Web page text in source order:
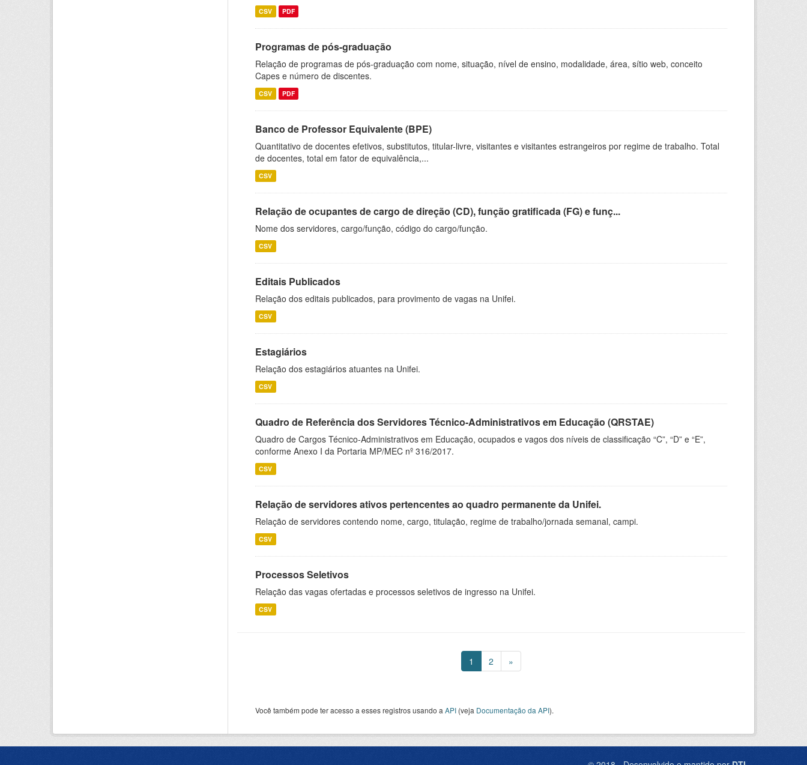
CSV PDF
Programas de pós-graduação
Relação de programas de pós-graduação com nome, situação, nível de ensino, modalidade, área, sítio web, conceito
Capes e número de discentes.
CSV PDF
Banco de Professor Equivalente (BPE)
Quantitativo de docentes efetivos, substitutos, titular-livre, visitantes e visitantes estrangeiros por regime de trabalho. Total
de docentes, total em fator de equivalência,...
CSV
Relação de ocupantes de cargo de direção (CD), função gratificada (FG) e funç...
Nome dos servidores, cargo/função, código do cargo/função.
CSV
Editais Publicados
Relação dos editais publicados, para provimento de vagas na Unifei.
CSV
Estagiários
Relação dos estagiários atuantes na Unifei.
CSV
Quadro de Referência dos Servidores Técnico-Administrativos em Educação (QRSTAE)
Quadro de Cargos Técnico-Administrativos em Educação, ocupados e vagos dos níveis de classificação “C”, “D” e “E”,
conforme Anexo I da Portaria MP/MEC nº 316/2017.
CSV
Relação de servidores ativos pertencentes ao quadro permanente da Unifei.
Relação de servidores contendo nome, cargo, titulação, regime de trabalho/jornada semanal, campi.
CSV
Processos Seletivos
Relação das vagas ofertadas e processos seletivos de ingresso na Unifei.
CSV
1 2 »
Você também pode ter acesso a esses registros usando a API (veja Documentação da API).